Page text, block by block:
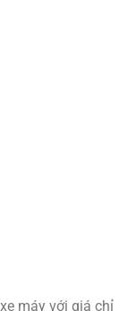
máy với giá chỉ